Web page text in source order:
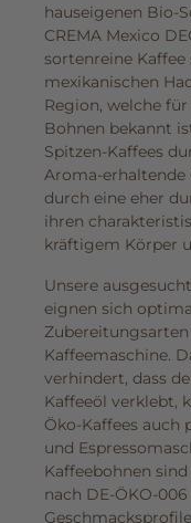
hauseigenen Bio-
CREMA Mexico
sortenreine
mexikanischen
Region, welche
Bohnen bekannt
Spitzen-Kaffees
Aroma-erhaltende
durch eine eher
ihren
kräftigem Körper
Unsere
eignen sich
Kaffeemaschine.
verhindert, dass
Kaffeeöl verklebt,
Öko-Kaffees
und
Kaffeebohnen
nach DE-ÖKO-